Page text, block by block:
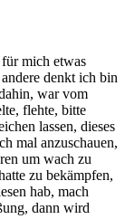
mich etwas
denkt ich bin
war vom
flehte, bitte
lassen, dieses
mal anzuschauen,
um wach zu
zu bekämpfen,
hab, mach
dann wird